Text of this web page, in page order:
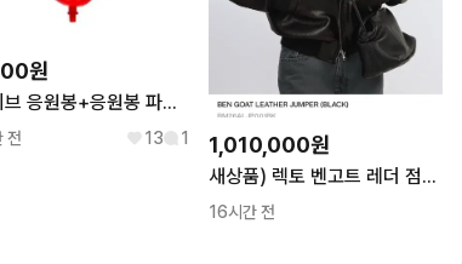
원
플레이브 응원봉+응원봉 파츠 은호 구버전
전 13 1 1,010,000원
새상품) 렉토 벤고트 레더 점퍼 자켓 L
16시간 전